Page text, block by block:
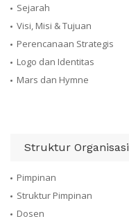
Sejarah
Visi, Misi & Tujuan
Perencanaan Strategis
Logo dan Identitas
Mars dan Hymne
Struktur Organisasi
Pimpinan
Struktur Pimpinan
Dosen